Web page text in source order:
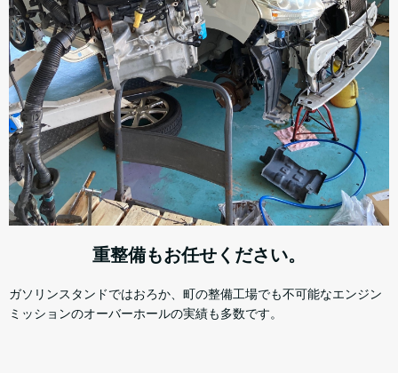
重整備もお任せください。
ガソリンスタンドではおろか、町の整備工場でも不可能なエンジン
ミッションのオーバーホールの実績も多数です。